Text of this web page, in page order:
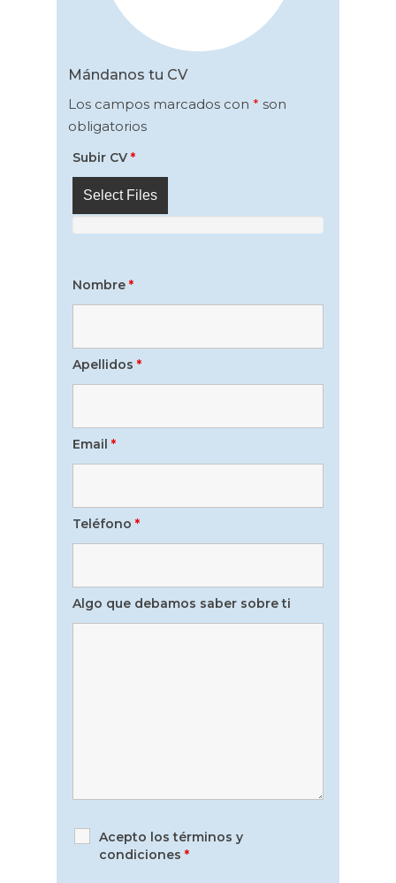
Mándanos tu CV
Los campos marcados con* son
obligatorios
Subir CV*
Select Files
Nombre*
Apellidos*
Email*
Teléfono*
Algo que debamos saber sobre ti
Acepto los términos y
condiciones*